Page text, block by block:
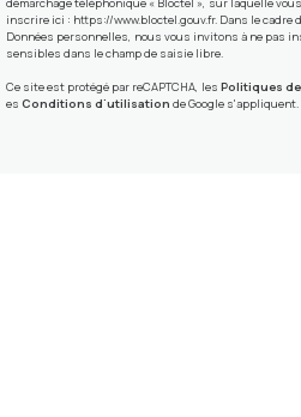
inscrire ici : https://www.bloctel.gouv.fr. Dans le cadre
Données personnelles, nous vous invitons à ne pas
sensibles dans le champ de saisie libre.
Ce site est protégé par reCAPTCHA, les Politiques
es Conditions d'utilisation de Google s'appliquent.